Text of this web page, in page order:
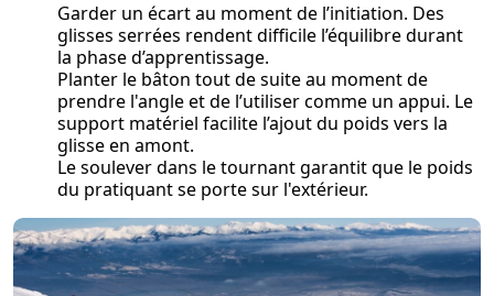
Garder un écart au moment de l’initiation. Des
glisses serrées rendent difficile l’équilibre durant
la phase d’apprentissage.
Planter le bâton tout de suite au moment de
prendre l'angle et de l’utiliser comme un appui. Le
support matériel facilite l’ajout du poids vers la
glisse en amont.
Le soulever dans le tournant garantit que le poids
du pratiquant se porte sur l'extérieur.